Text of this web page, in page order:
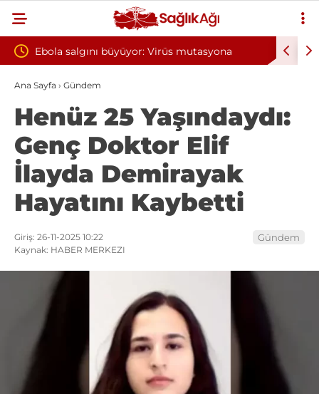
Virüs mutasyona Yılın ilk 6 ayında 10 bini aşkın
Ana Sayfa › Gündem
Henüz 25 Yaşındaydı:
Genç Doktor Elif
İlayda Demirayak
Hayatını Kaybetti
Giriş: 26-11-2025 10:22
Kaynak: HABER MERKEZI
Gündem